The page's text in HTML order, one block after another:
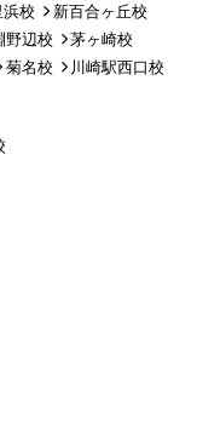
校
新百合ヶ丘校
野辺校
茅ヶ崎校
菊名校 川崎駅西口校